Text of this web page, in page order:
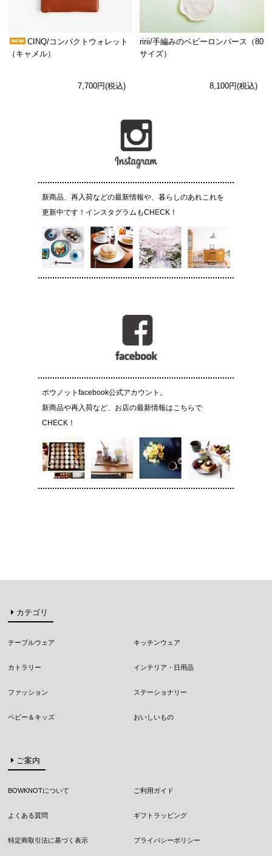
CINQ/コンパクトウォレット
（キャメル）
7,700円(税込)
ririi/手編みのベビーロンパース（80
サイズ）
8,100円(税込)
新商品、再入荷などの最新情報や、暮らしのあれこれを
更新中です！インスタグラムもCHECK！
ボウノットfacebook公式アカウント。
新商品や再入荷など、お店の最新情報はこちらで
CHECK！
カテゴリ
テーブルウェア キッチンウェア
カトラリー インテリア・日用品
ファッション ステーショナリー
ベビー＆キッズ おいしいもの
ご案内
BOWKNOTについて ご利用ガイド
よくある質問 ギフトラッピング
特定商取引法に基づく表示 プライバシーポリシー